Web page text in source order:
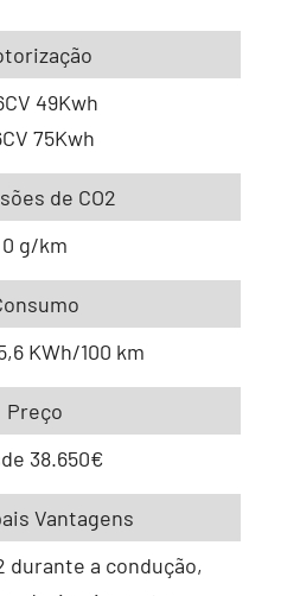
49Kwh
75Kwh
de CO2
0 g/km
KWh/100 km
Preço
38.650€
Vantagens
durante a condução,